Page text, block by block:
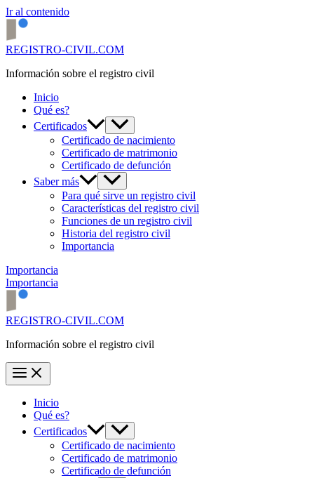
Ir al contenido
REGISTRO-CIVIL.COM
Información sobre el registro civil
Inicio
Qué es?
Certificados
Certificado de nacimiento
Certificado de matrimonio
Certificado de defunción
Saber más
Para qué sirve un registro civil
Características del registro civil
Funciones de un registro civil
Historia del registro civil
Importancia
Importancia
Importancia
REGISTRO-CIVIL.COM
Información sobre el registro civil
Inicio
Qué es?
Certificados
Certificado de nacimiento
Certificado de matrimonio
Certificado de defunción